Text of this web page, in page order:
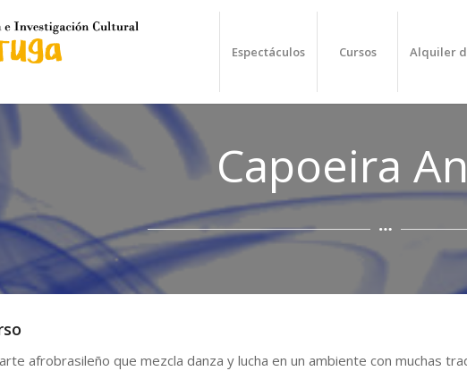
Espectáculos Cursos Alquiler
Capoeira
afrobrasileño que mezcla danza y lucha en un ambiente con muchas